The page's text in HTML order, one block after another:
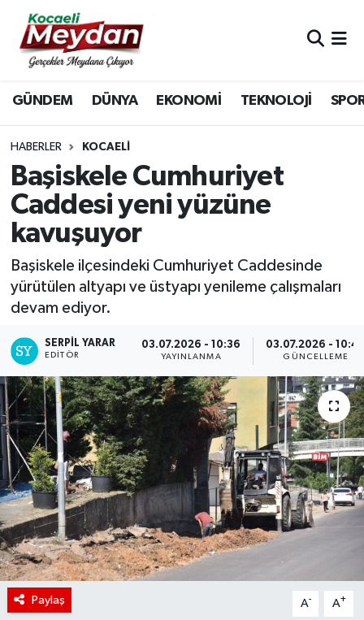
GÜNDEM DÜNYA EKONOMİ TEKNOLOJİ
HABERLER KOCAELI
Başiskele Cumhuriyet
Caddesi yeni yüzüne
kavuşuyor
Başiskele ilçesindeki Cumhuriyet Caddesinde
yürütülen altyapı ve üstyapı yenileme çalışmaları
devam ediyor.
SERPİL YARAR
EDITÖR
03.07.2026 - 10:36
YAYINLANMA
03.07.2026 -
GÜNCELLEME
Paylaş A- A+
Nöbetçi Eczaneler
Hava Durumu
Trafik Durumu
Süper Lig Puan Durumu ve Fikstür
Tüm Manşetler
Son Dakika Haberleri
Haber Arşivi